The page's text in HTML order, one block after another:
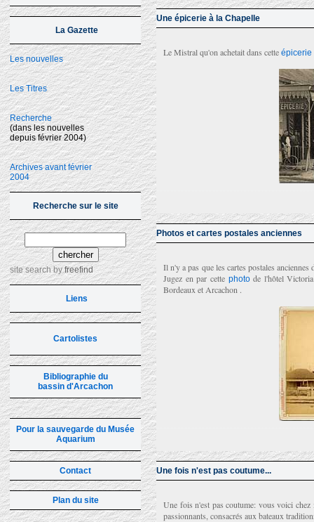
La Gazette
Les nouvelles
Les Titres
Recherche
(dans les nouvelles
depuis février 2004)
Archives avant février
2004
Recherche sur le site
site searchbyfreefind
Liens
Cartolistes
Bibliographie du
bassin d'Arcachon
Pour la sauvegarde du Musée
Aquarium
Contact
Plan du site
Une épicerie à la Chapelle
Le Mistral qu'on achetait dans cette épicerie
Photos et cartes postales anciennes
Il n'y a pas que les cartes postales
Jugez en par cette photode l'hôtel
Bordeaux et Arcachon .
Une fois n'est pas coutume...
Une fois n'est pas coutume: vous voici
passionnants, consacrés aux bateaux